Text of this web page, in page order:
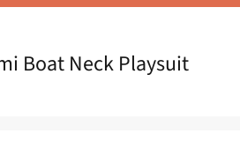
Boat Neck Playsuit